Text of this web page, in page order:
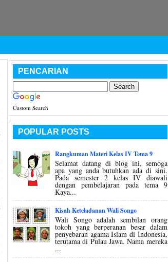
PENCARIAN
Custom Search
POPULAR POSTS
Rangkuman Materi Kelas IV Tema 9
Selamat datang di blog ini, semoga
apa yang anda butuhkan ada di sini.
Pada semester 2 kelas IV diawali
dengan pembelajaran pada tema 9
Kaya...
Kisah Keteladanan Wali Songo
Wali Songo adalah sembilan orang
tokoh yang berperanan besar dalam
penyebaran agama Islam di Indonesia,
terutama di Pulau Jawa. Nama mereka
...